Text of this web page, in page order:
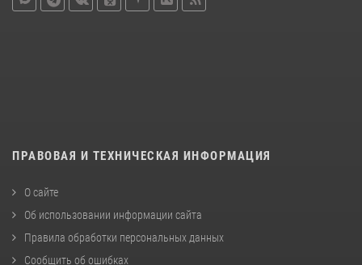
ПРАВОВАЯ И ТЕХНИЧЕСКАЯ ИНФОРМАЦИЯ
О сайте
Об использовании информации сайта
Правила обработки персональных данных
Сообщить об ошибках